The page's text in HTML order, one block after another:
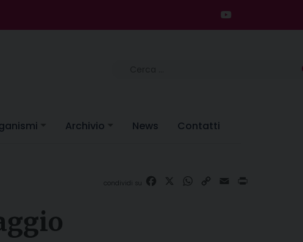
Archivio News Contatti
FacebookWhatsApp
CopyEmail